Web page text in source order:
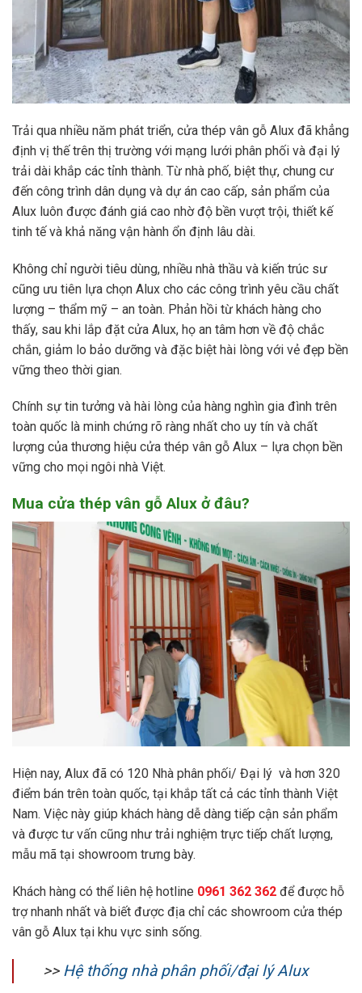
Trải qua nhiều năm phát triển, cửa thép vân gỗ Alux đã khẳng
định vị thế trên thị trường với mạng lưới phân phối và đại lý
trải dài khắp các tỉnh thành. Từ nhà phố, biệt thự, chung cư
đến công trình dân dụng và dự án cao cấp, sản phẩm của
Alux luôn được đánh giá cao nhờ độ bền vượt trội, thiết kế
tinh tế và khả năng vận hành ổn định lâu dài.
Không chỉ người tiêu dùng, nhiều nhà thầu và kiến trúc sư
cũng ưu tiên lựa chọn Alux cho các công trình yêu cầu chất
lượng – thẩm mỹ – an toàn. Phản hồi từ khách hàng cho
thấy, sau khi lắp đặt cửa Alux, họ an tâm hơn về độ chắc
chắn, giảm lo bảo dưỡng và đặc biệt hài lòng với vẻ đẹp bền
vững theo thời gian.
Chính sự tin tưởng và hài lòng của hàng nghìn gia đình trên
toàn quốc là minh chứng rõ ràng nhất cho uy tín và chất
lượng của thương hiệu cửa thép vân gỗ Alux – lựa chọn bền
vững cho mọi ngôi nhà Việt.
Mua cửa thép vân gỗ Alux ở đâu?
Hiện nay, Alux đã có 120 Nhà phân phối/ Đại lý và hơn 320
điểm bán trên toàn quốc, tại khắp tất cả các tỉnh thành Việt
Nam. Việc này giúp khách hàng dễ dàng tiếp cận sản phẩm
và được tư vấn cũng như trải nghiệm trực tiếp chất lượng,
mẫu mã tại showroom trưng bày.
Khách hàng có thể liên hệ hotline 0961 362 362 để được hỗ
trợ nhanh nhất và biết được địa chỉ các showroom cửa thép
vân gỗ Alux tại khu vực sinh sống.
>> Hệ thống nhà phân phối/đại lý Alux